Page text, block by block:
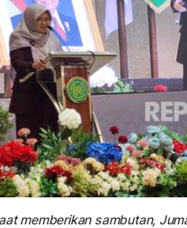
memberikan sambutan,